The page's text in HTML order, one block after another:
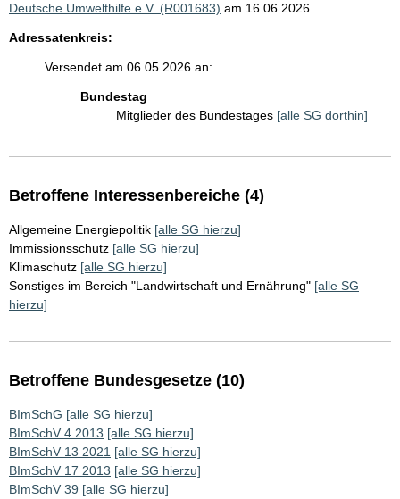
Deutsche Umwelthilfe e.V. (R001683) am 16.06.2026
Adressatenkreis:
Versendet am 06.05.2026 an:
Bundestag
Mitglieder des Bundestages [alle SG dorthin]
Betroffene Interessenbereiche (4)
Allgemeine Energiepolitik [alle SG hierzu]
Immissionsschutz [alle SG hierzu]
Klimaschutz [alle SG hierzu]
Sonstiges im Bereich "Landwirtschaft und Ernährung" [alle SG
hierzu]
Betroffene Bundesgesetze (10)
BImSchG [alle SG hierzu]
BImSchV 4 2013 [alle SG hierzu]
BImSchV 13 2021 [alle SG hierzu]
BImSchV 17 2013 [alle SG hierzu]
BImSchV 39 [alle SG hierzu]